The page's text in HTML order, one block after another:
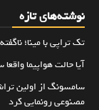
نوشته‌های تازه
تک تراپی با مینا؛
آیا حالت هواپیما
مصنوعی رونمایی کرد